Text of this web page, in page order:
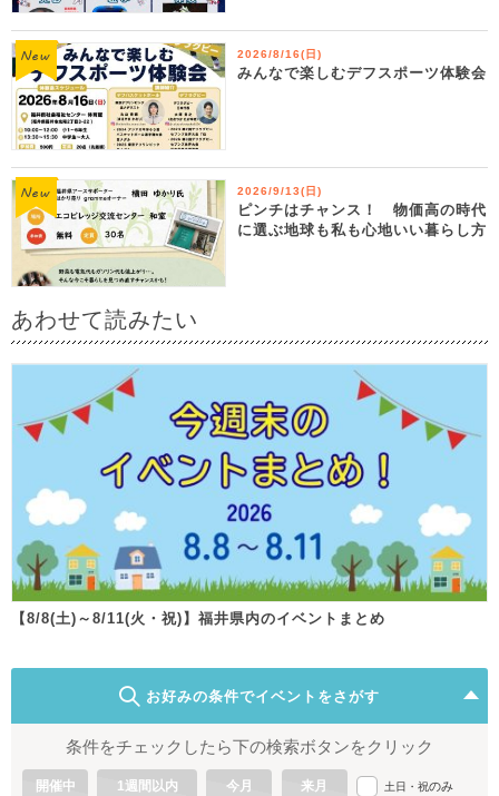
2026/8/16(日)
みんなで楽しむデフスポーツ体験会
2026/9/13(日)
ピンチはチャンス！ 物価高の時代
に選ぶ地球も私も心地いい暮らし方
あわせて読みたい
【8/8(土)～8/11(火・祝)】福井県内のイベントまとめ
お好みの条件でイベントをさがす
条件をチェックしたら下の検索ボタンをクリック
開催中 1週間以内 今月 来月 土日・祝のみ